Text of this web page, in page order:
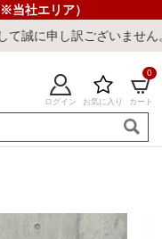
当社エリア）
せん。
ログイン お気に入り カート
0
登録